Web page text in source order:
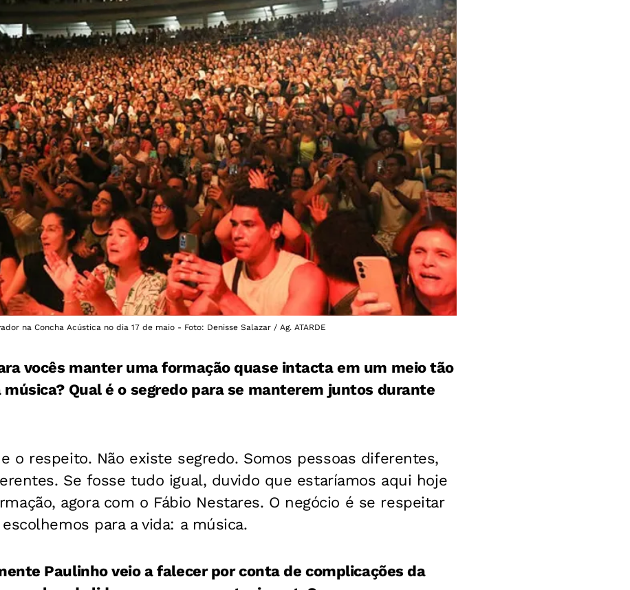
na Concha Acústica no dia 17 de maio - Foto: Denisse Salazar / Ag. ATARDE
vocês manter uma formação quase intacta em um meio tão
Qual é o segredo para se manterem juntos durante
o respeito. Não existe segredo. Somos pessoas diferentes,
Se fosse tudo igual, duvido que estaríamos aqui hoje
agora com o Fábio Nestares. O negócio é se respeitar
para a vida: a música.
Paulinho veio a falecer por conta de complicações da